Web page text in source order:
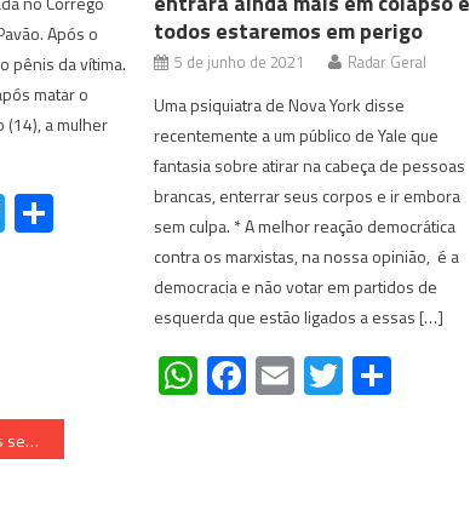
Após o
pênis da vítima.
matar o
(14), a mulher
Twitter
todos estaremos em perigo
5 de junho de 2021 Radar Geral
Uma psiquiatra de Nova York disse
recentemente a um público de Yale que
fantasia sobre atirar na cabeça de pessoas
brancas, enterrar seus corpos e ir embora
sem culpa. * A melhor reação democrática
contra os marxistas, na nossa opinião, é a
democracia e não votar em partidos de
esquerda que estão ligados a essas […]
WhatsApp
Facebook
EmailTwitter
Share
do Estado